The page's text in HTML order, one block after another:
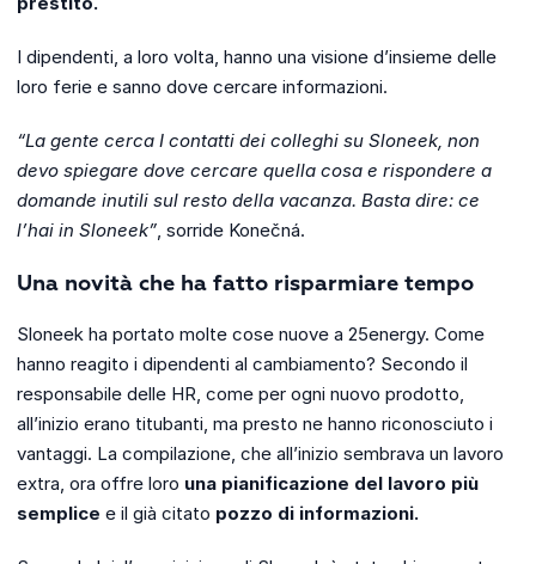
I dipendenti, a loro volta, hanno una visione d’insieme delle
loro ferie e sanno dove cercare informazioni.
“La gente cerca I contatti dei colleghi su Sloneek, non
devo spiegare dove cercare quella cosa e rispondere a
domande inutili sul resto della vacanza. Basta dire: ce
l’hai in Sloneek”, sorride Konečná.
Una novità che ha fatto risparmiare tempo
Sloneek ha portato molte cose nuove a 25energy. Come
hanno reagito i dipendenti al cambiamento? Secondo il
responsabile delle HR, come per ogni nuovo prodotto,
all’inizio erano titubanti, ma presto ne hanno riconosciuto i
vantaggi. La compilazione, che all’inizio sembrava un lavoro
extra, ora offre loro una pianificazione del lavoro più
semplice e il già citato pozzo di informazioni.